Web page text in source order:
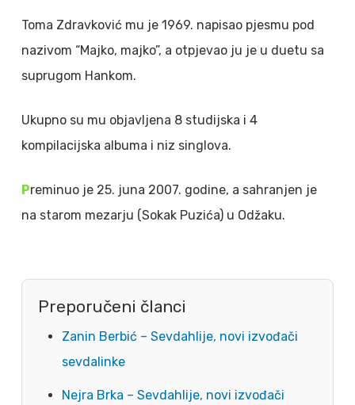
Toma Zdravković mu je 1969. napisao pjesmu pod
nazivom “Majko, majko”, a otpjevao ju je u duetu sa
suprugom Hankom.
Ukupno su mu objavljena 8 studijska i 4
kompilacijska albuma i niz singlova.
Preminuo je 25. juna 2007. godine, a sahranjen je
na starom mezarju (Sokak Puzića) u Odžaku.
Preporučeni članci
Zanin Berbić – Sevdahlije, novi izvođači
sevdalinke
Nejra Brka – Sevdahlije, novi izvođači